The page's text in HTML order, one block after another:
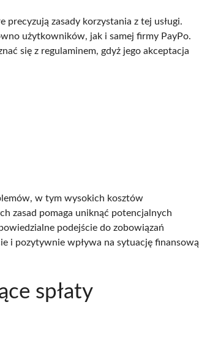
zasady korzystania z tej usługi.
użytkowników, jak i samej firmy PayPo.
się z regulaminem, gdyż jego akceptacja
w tym wysokich kosztów
zasad pomaga uniknąć potencjalnych
podejście do zobowiązań
i pozytywnie wpływa na sytuację finansową
spłaty